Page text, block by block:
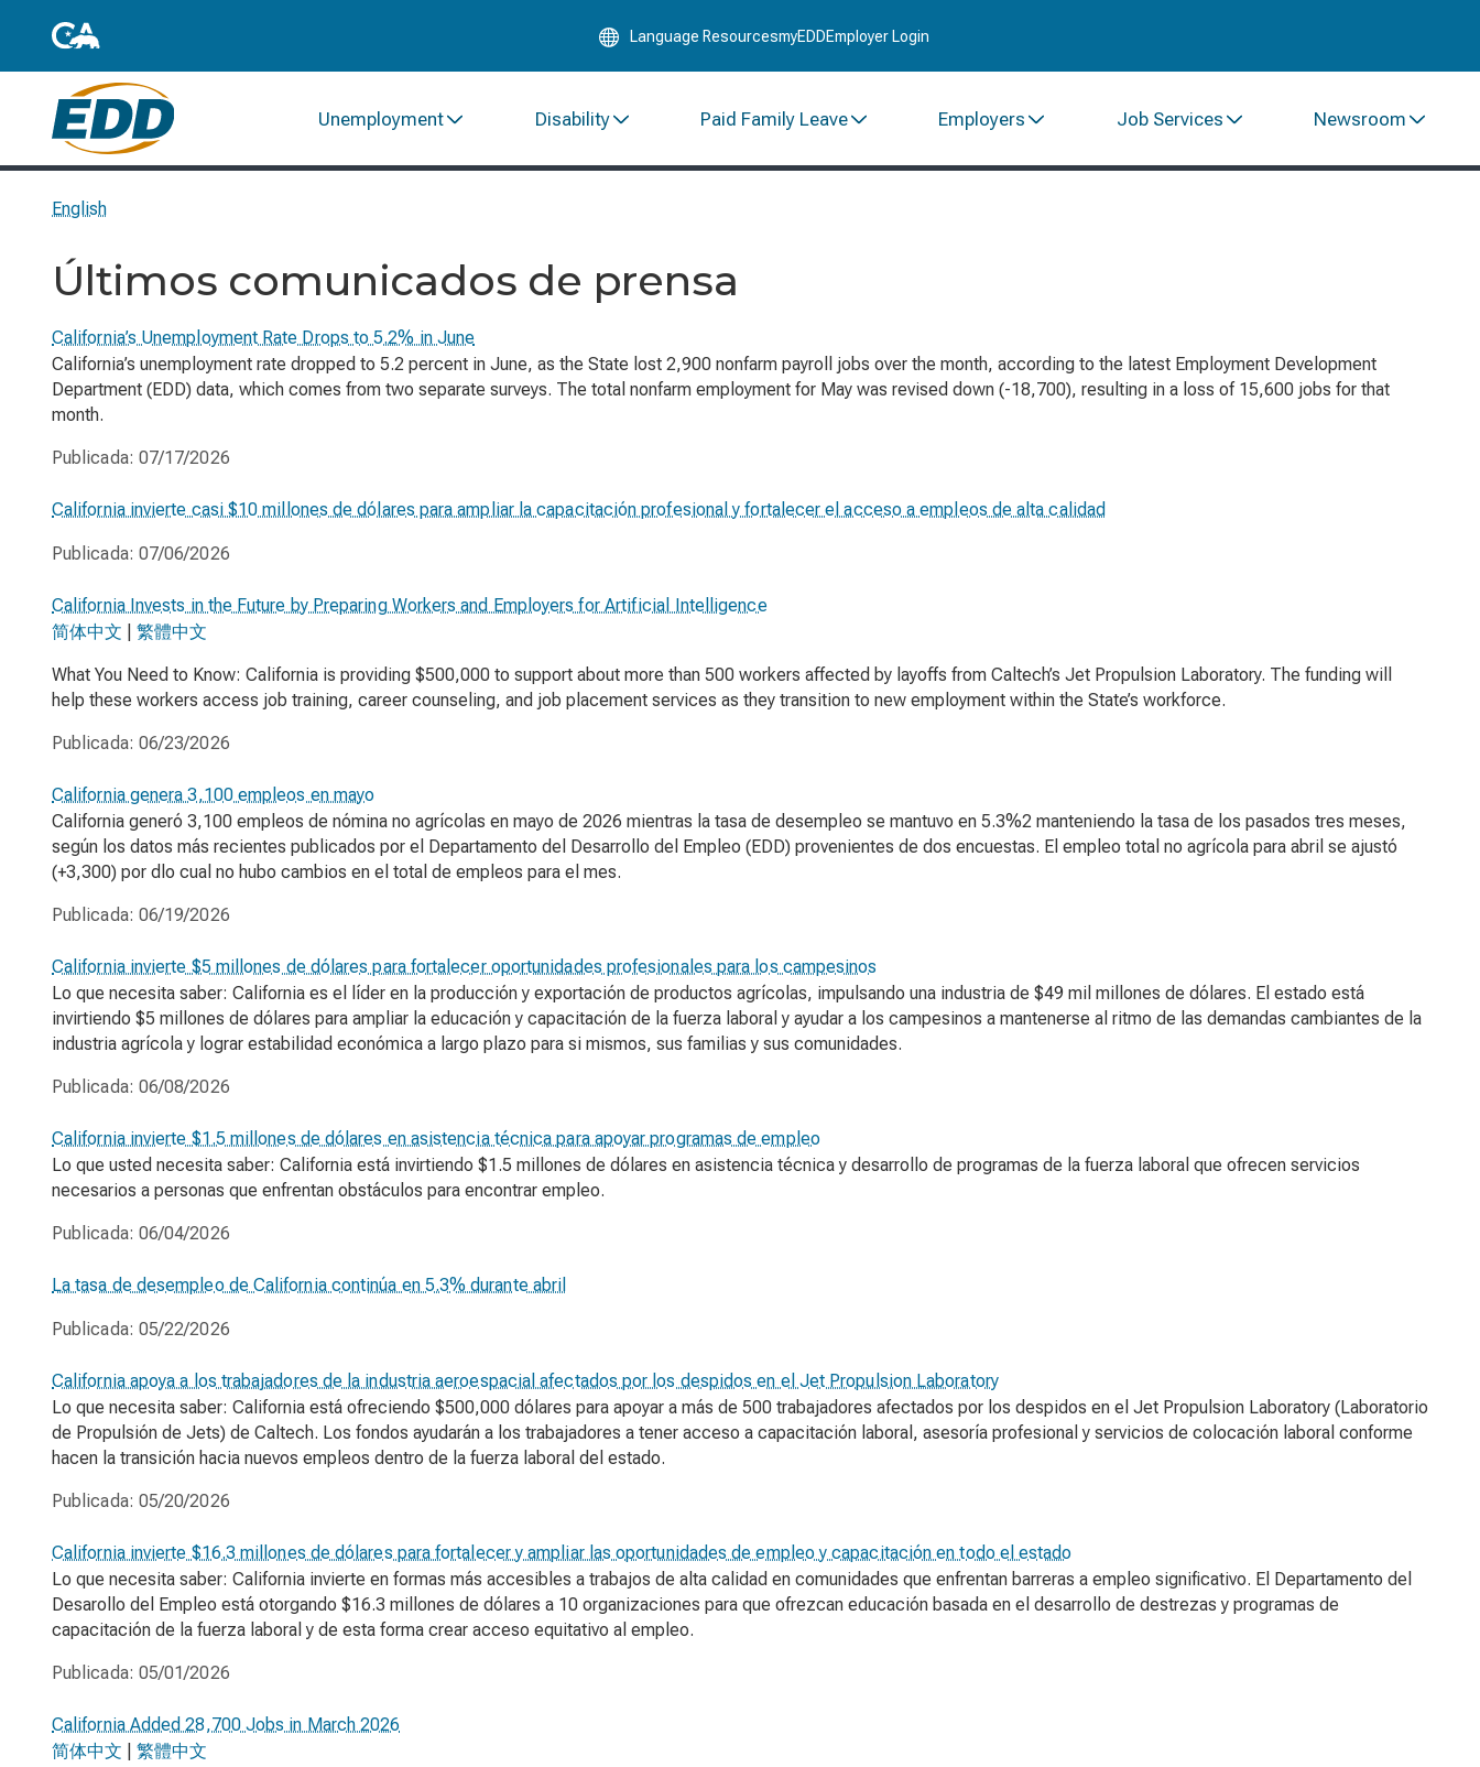
to
Language ResourcesmyEDDEmployer Login
Unemployment Disability Paid Family Leave Employers Job Services Newsroom
English
Últimos comunicados de prensa
California’s Unemployment Rate Drops to 5.2% in June
California’s unemployment rate dropped to 5.2 percent in June, as the State lost 2,900 nonfarm payroll jobs over the month, according to the latest Employment Development
Department (EDD) data, which comes from two separate surveys. The total nonfarm employment for May was revised down (-18,700), resulting in a loss of 15,600 jobs for that
month.
Publicada: 07/17/2026
California invierte casi $10 millones de dólares para ampliar la capacitación profesional y fortalecer el acceso a empleos de alta calidad
Publicada: 07/06/2026
California Invests in the Future by Preparing Workers and Employers for Artificial Intelligence
简体中文
繁體中文
What You Need to Know: California is providing $500,000 to support about more than 500 workers affected by layoffs from Caltech’s Jet Propulsion Laboratory. The funding will
help these workers access job training, career counseling, and job placement services as they transition to new employment within the State’s workforce.
Publicada: 06/23/2026
California genera 3,100 empleos en mayo
California generó 3,100 empleos de nómina no agrícolas en mayo de 2026 mientras la tasa de desempleo se mantuvo en 5.3%2 manteniendo la tasa de los pasados tres meses,
según los datos más recientes publicados por el Departamento del Desarrollo del Empleo (EDD) provenientes de dos encuestas. El empleo total no agrícola para abril se ajustó
(+3,300) por dlo cual no hubo cambios en el total de empleos para el mes.
Publicada: 06/19/2026
California invierte $5 millones de dólares para fortalecer oportunidades profesionales para los campesinos
Lo que necesita saber: California es el líder en la producción y exportación de productos agrícolas, impulsando una industria de $49 mil millones de dólares. El estado está
invirtiendo $5 millones de dólares para ampliar la educación y capacitación de la fuerza laboral y ayudar a los campesinos a mantenerse al ritmo de las demandas cambiantes de la
industria agrícola y lograr estabilidad económica a largo plazo para si mismos, sus familias y sus comunidades.
Publicada: 06/08/2026
California invierte $1.5 millones de dólares en asistencia técnica para apoyar programas de empleo
Lo que usted necesita saber: California está invirtiendo $1.5 millones de dólares en asistencia técnica y desarrollo de programas de la fuerza laboral que ofrecen servicios
necesarios a personas que enfrentan obstáculos para encontrar empleo.
Publicada: 06/04/2026
La tasa de desempleo de California continúa en 5.3% durante abril
Publicada: 05/22/2026
California apoya a los trabajadores de la industria aeroespacial afectados por los despidos en el Jet Propulsion Laboratory
Lo que necesita saber: California está ofreciendo $500,000 dólares para apoyar a más de 500 trabajadores afectados por los despidos en el Jet Propulsion Laboratory (Laboratorio
de Propulsión de Jets) de Caltech. Los fondos ayudarán a los trabajadores a tener acceso a capacitación laboral, asesoría profesional y servicios de colocación laboral conforme
hacen la transición hacia nuevos empleos dentro de la fuerza laboral del estado.
Publicada: 05/20/2026
California invierte $16.3 millones de dólares para fortalecer y ampliar las oportunidades de empleo y capacitación en todo el estado
Lo que necesita saber: California invierte en formas más accesibles a trabajos de alta calidad en comunidades que enfrentan barreras a empleo significativo. El Departamento del
Desarollo del Empleo está otorgando $16.3 millones de dólares a 10 organizaciones para que ofrezcan educación basada en el desarrollo de destrezas y programas de
capacitación de la fuerza laboral y de esta forma crear acceso equitativo al empleo.
Publicada: 05/01/2026
California Added 28,700 Jobs in March 2026
简体中文
繁體中文